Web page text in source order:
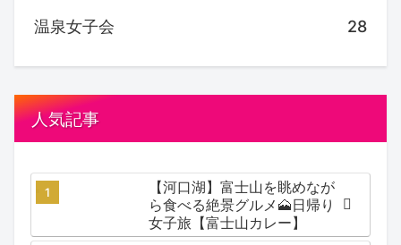
温泉女子会 28
人気記事
【河口湖】富士山を眺めなが
ら食べる絶景グルメ🗻日帰り
女子旅【富士山カレー】